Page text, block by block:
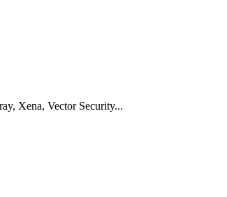
Xena, Vector Security...